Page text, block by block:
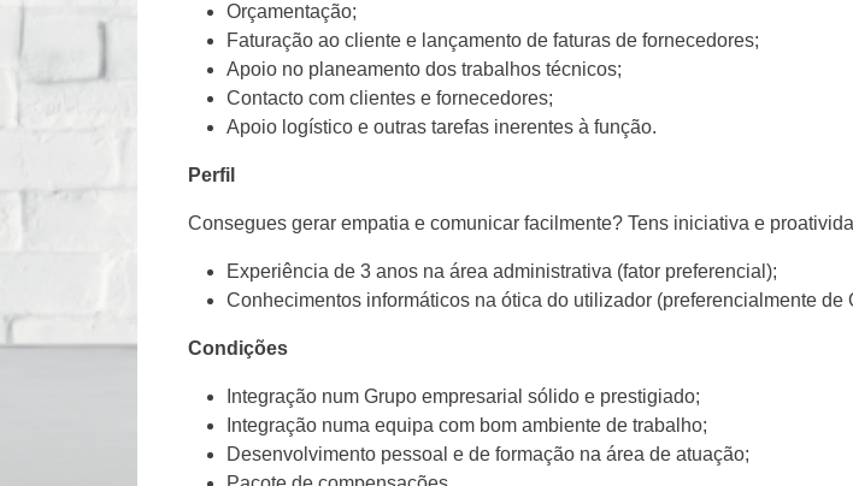
Orçamentação;
Faturação ao cliente e lançamento de faturas de fornecedores;
Apoio no planeamento dos trabalhos técnicos;
Contacto com clientes e fornecedores;
Apoio logístico e outras tarefas inerentes à função.
Perfil
Consegues gerar empatia e comunicar facilmente? Tens iniciativa e
Experiência de 3 anos na área administrativa (fator preferencial);
Conhecimentos informáticos na ótica do utilizador (preferencialmente de
Condições
Integração num Grupo empresarial sólido e prestigiado;
Integração numa equipa com bom ambiente de trabalho;
Desenvolvimento pessoal e de formação na área de atuação;